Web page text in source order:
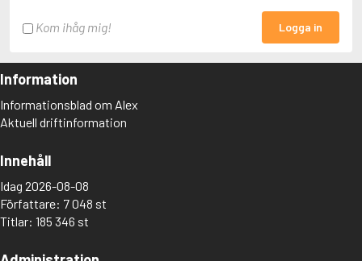
Kom ihåg mig! Logga in
Information
Informationsblad om Alex
Aktuell driftinformation
Innehåll
Idag 2026-08-08
Författare: 7 048 st
Titlar: 185 346 st